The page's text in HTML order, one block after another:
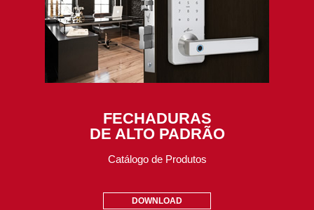
FECHADURAS
DE ALTO PADRÃO
Catálogo de Produtos
DOWNLOAD